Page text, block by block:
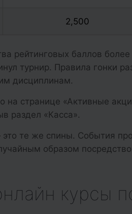
2,500
рейтинговых баллов
турнир. Правила гонки
дисциплинам.
на странице «Активные
раздел «Касса».
те же спины. События
образом
курсы